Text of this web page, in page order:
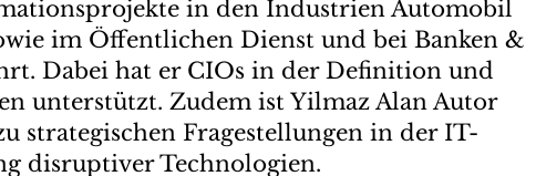
in den Industrien Automobil
im Öffentlichen Dienst und bei Banken &
Dabei hat er CIOs in der Definition und
unterstützt. Zudem ist Yilmaz Alan Autor
strategischen Fragestellungen in der IT-
disruptiver Technologien.